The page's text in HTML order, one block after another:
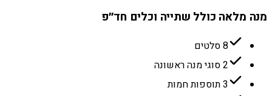
מנה מלאה כולל שתייה וכלים חד״פ
8 סלטים
2 סוגי מנה ראשונה
3 תוספות חמות